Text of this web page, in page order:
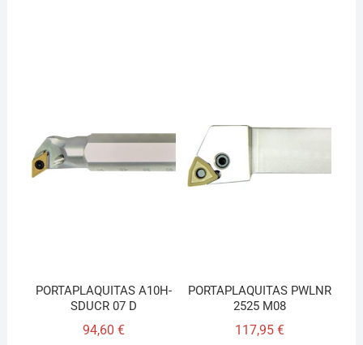
PORTAPLAQUITAS A10H-
SDUCR 07 D
94,60 €
PORTAPLAQUITAS PWLNR
2525 M08
117,95 €